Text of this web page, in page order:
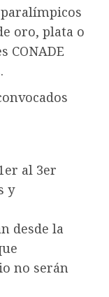
oro, plata o
CONADE
al 3er
y
desde la
no serán